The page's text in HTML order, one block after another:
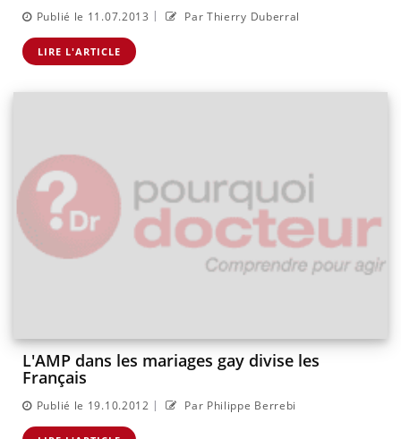
Publié le 11.07.2013 | Par Thierry Duberral
LIRE L'ARTICLE
L'AMP dans les mariages gay divise les
Français
Publié le 19.10.2012 | Par Philippe Berrebi